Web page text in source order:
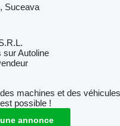
Suceava
Autoline
machines et des
possible !
annonce